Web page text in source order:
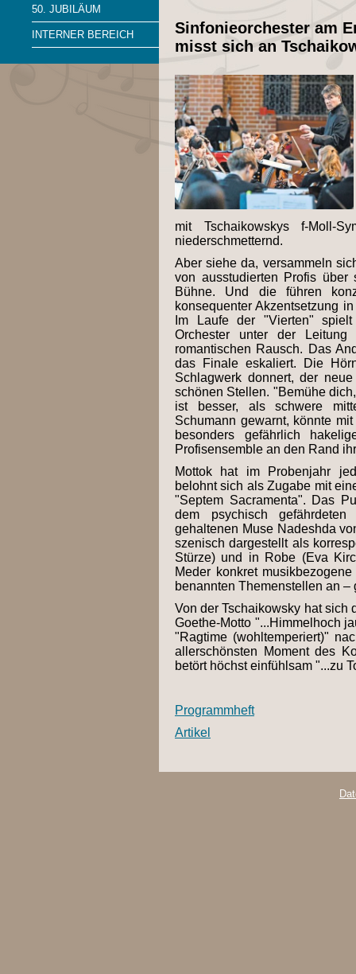
50. JUBILÄUM
INTERNER BEREICH
Sinfonieorchester am
misst sich an
mit Tschaikowskys f-Moll-
niederschmetternd.
Aber siehe da, versammeln
von ausstudierten Profis
Bühne. Und die führen
konsequenter Akzentsetzung
Im Laufe der "Vierten"
Orchester unter der
romantischen Rausch. Das
das Finale eskaliert. Die
Schlagwerk donnert, der
schönen Stellen. "Bemühe
ist besser, als schwere
Schumann gewarnt, könnte
besonders gefährlich
Profisensemble an den Rand
Mottok hat im Probenjahr
belohnt sich als Zugabe mit
"Septem Sacramenta". Das
dem psychisch
gehaltenen Muse Nadeshda
szenisch dargestellt als
Stürze) und in Robe (Eva
Meder konkret
benannten Themenstellen an
Von der Tschaikowsky hat sich
Goethe-Motto "...Himmelhoch
"Ragtime (wohltemperiert)"
allerschönsten Moment des
betört höchst einfühlsam "...zu
Programmheft
Artikel